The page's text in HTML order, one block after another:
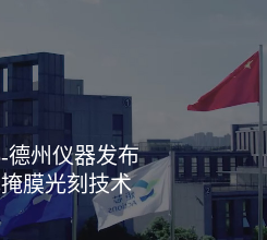
德州仪器发布
膜光刻技术